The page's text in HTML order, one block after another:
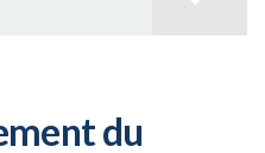
du